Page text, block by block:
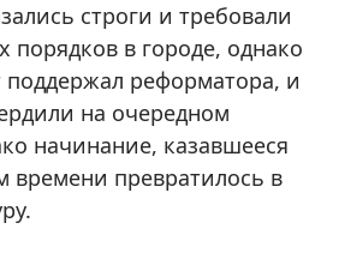
строги и требовали
порядков в городе, однако
поддержал реформатора, и
на очередном
начинание, казавшееся
времени превратилось в